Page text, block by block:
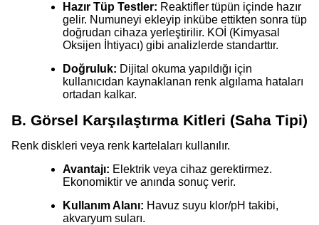
Hazır Tüp Testler: Reaktifler tüpün içinde hazır
gelir. Numuneyi ekleyip inkübe ettikten sonra tüp
doğrudan cihaza yerleştirilir. KOİ (Kimyasal
Oksijen İhtiyacı) gibi analizlerde standarttır.
Doğruluk: Dijital okuma yapıldığı için
kullanıcıdan kaynaklanan renk algılama hataları
ortadan kalkar.
B. Görsel Karşılaştırma Kitleri (Saha Tipi)
Renk diskleri veya renk kartelaları kullanılır.
Avantajı: Elektrik veya cihaz gerektirmez.
Ekonomiktir ve anında sonuç verir.
Kullanım Alanı: Havuz suyu klor/pH takibi,
akvaryum suları.